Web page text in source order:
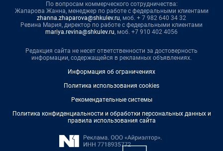
По вопросам коммерческого сотрудничества:
Жапарова Жанна, менеджер по работе с федеральными клиентами
zhanna.zhaparova@shkulev.ru, моб. + 7 982 640 34 32
Ревина Мария, директор по работе с федеральными клиентами
mariya.revina@shkulev.ru, моб. +7 910 402 4056
Редакция сайта не несет ответственности за достоверность
информации, содержащейся в рекламных объявлениях.
Информация об ограничениях
Политика использования cookies
Рекомендательные системы
Политика конфиденциальности и обработки персональных данных и
правила использования сайта